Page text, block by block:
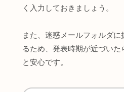
く入力しておきましょう。
また、迷惑メールフォルダ
るため、発表時期が近づいた
と安心です。